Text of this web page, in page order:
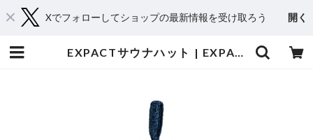
Xでフォローしてショップの最新情報を受け取ろう 開く
EXPACTサウナハット | EXPACT｜Raise Your Flag. Make an Impact.